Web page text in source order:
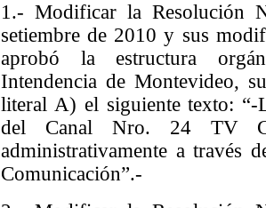
1.- Modificar la Resolución
setiembre de 2010 y sus
aprobó la estructura
Intendencia de Montevideo,
literal A) el siguiente texto: “-
del Canal Nro. 24 TV
administrativamente a través
Comunicación”.-